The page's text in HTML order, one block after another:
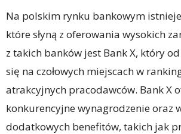
Na polskim rynku bankowym
które słyną z oferowania wysokich
z takich banków jest Bank X, który
się na czołowych miejscach w
atrakcyjnych pracodawców. Bank X
konkurencyjne wynagrodzenie oraz
dodatkowych benefitów, takich jak